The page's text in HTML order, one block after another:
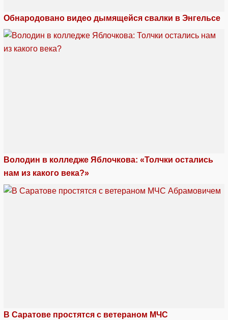
Обнародовано видео дымящейся свалки в Энгельсе
Володин в колледже Яблочкова: «Толчки остались
нам из какого века?»
В Саратове простятся с ветераном МЧС